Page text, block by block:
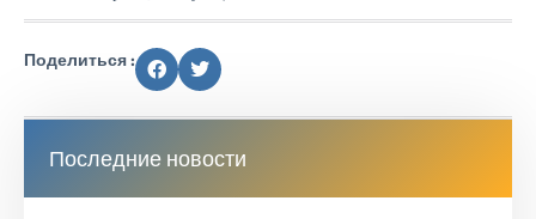
Поделиться :
Последние новости